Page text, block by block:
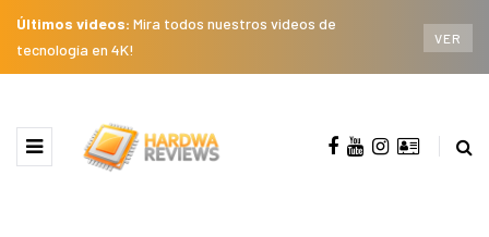
Últimos videos: Mira todos nuestros videos de
tecnología en 4K!
VER